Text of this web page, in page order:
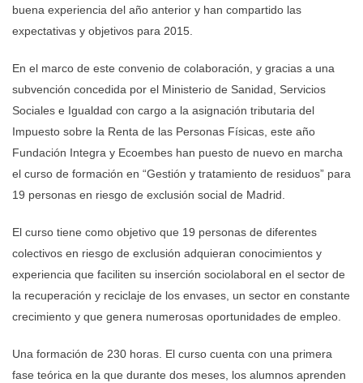
buena experiencia del año anterior y han compartido las
expectativas y objetivos para 2015.
En el marco de este convenio de colaboración, y gracias a una
subvención concedida por el Ministerio de Sanidad, Servicios
Sociales e Igualdad con cargo a la asignación tributaria del
Impuesto sobre la Renta de las Personas Físicas, este año
Fundación Integra y Ecoembes han puesto de nuevo en marcha
el curso de formación en “Gestión y tratamiento de residuos” para
19 personas en riesgo de exclusión social de Madrid.
El curso tiene como objetivo que 19 personas de diferentes
colectivos en riesgo de exclusión adquieran conocimientos y
experiencia que faciliten su inserción sociolaboral en el sector de
la recuperación y reciclaje de los envases, un sector en constante
crecimiento y que genera numerosas oportunidades de empleo.
Una formación de 230 horas. El curso cuenta con una primera
fase teórica en la que durante dos meses, los alumnos aprenden